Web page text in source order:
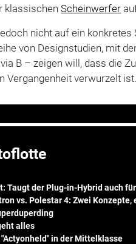
klassischenScheinwerfer
nicht auf ein konkretes
von Designstudien, mit
B – zeigen will, dass die
Vergangenheit verwurzelt ist.
Taugt der Plug-in-Hybrid auch
vs. Polestar 4: Zwei Konzepte,
alles
in der Mittelklasse